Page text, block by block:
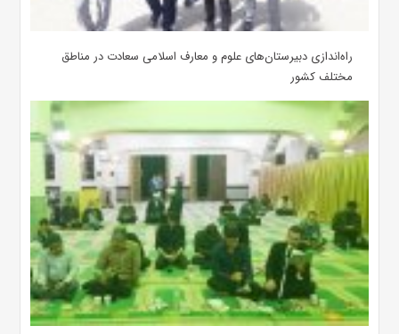
‌راه‌اندازی دبیرستان‌های علوم و معارف اسلامی سعادت در مناطق
مختلف کشور